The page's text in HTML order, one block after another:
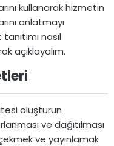
kullanarak hizmetin
anlatmayı
nasıl
açıklayalım.
oluşturun
ve dağıtılması
ve yayınlamak